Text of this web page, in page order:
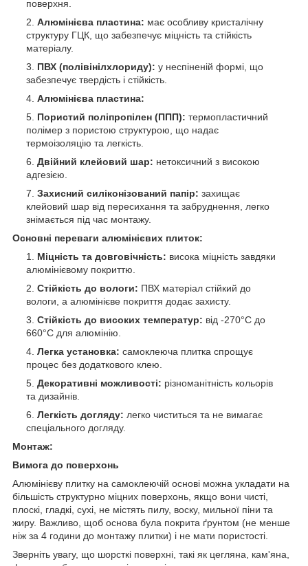
поверхня.
Алюмінієва пластина: має особливу кристалічну
структуру ГЦК, що забезпечує міцність та стійкість
матеріалу.
ПВХ (полівінілхлориду): у неспіненій формі, що
забезпечує твердість і стійкість.
Алюмінієва пластина:
Пористий поліпропілен (ППП): термопластичний
полімер з пористою структурою, що надає
термоізоляцію та легкість.
Двійний клейовий шар: нетоксичний з високою
адгезією.
Захисний силіконізований папір: захищає
клейовий шар від пересихання та забруднення, легко
знімається під час монтажу.
Основні переваги алюмінієвих плиток:
Міцність та довговічність: висока міцність завдяки
алюмінієвому покриттю.
Стійкість до вологи: ПВХ матеріал стійкий до
вологи, а алюмінієве покриття додає захисту.
Стійкість до високих температур: від -270°C до
660°C для алюмінію.
Легка установка: самоклеюча плитка спрощує
процес без додаткового клею.
Декоративні можливості: різноманітність кольорів
та дизайнів.
Легкість догляду: легко чиститься та не вимагає
спеціального догляду.
Монтаж:
Вимога до поверхонь
Алюмінієву плитку на самоклеючій основі можна укладати на
більшість структурно міцних поверхонь, якщо вони чисті,
плоскі, гладкі, сухі, не містять пилу, воску, мильної піни та
жиру. Важливо, щоб основа була покрита ґрунтом (не менше
ніж за 4 години до монтажу плитки) і не мати пористості.
Зверніть увагу, що шорсткі поверхні, такі як цегляна, кам'яна,